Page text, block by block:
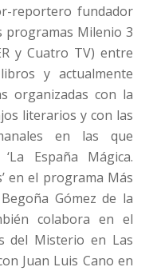
reportero fundador
programas Milenio 3
y Cuatro TV) entre
y actualmente
organizadas con la
literarios y con las
en las que
España Mágica.
en el programa Más
Gómez de la
colabora en el
del Misterio en Las
Juan Luis Cano en